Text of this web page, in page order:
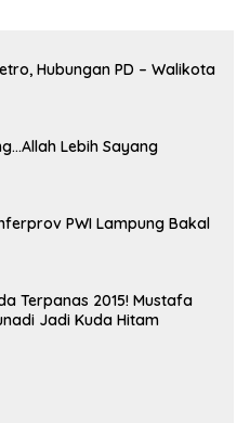
Hubungan PD – Walikota
Lebih Sayang
PWI Lampung Bakal
Terpanas 2015! Mustafa
Jadi Kuda Hitam